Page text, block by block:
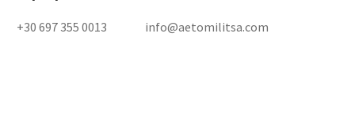
+30 697 355 0013 info@aetomilitsa.com